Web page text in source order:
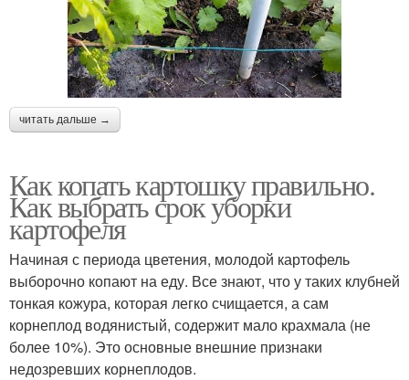
читать дальше →
Как копать картошку правильно.
Как выбрать срок уборки
картофеля
Начиная с периода цветения, молодой картофель
выборочно копают на еду. Все знают, что у таких клубней
тонкая кожура, которая легко счищается, а сам
корнеплод водянистый, содержит мало крахмала (не
более 10%). Это основные внешние признаки
недозревших корнеплодов.